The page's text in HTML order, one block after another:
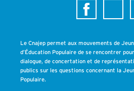
Le Cnajep permet aux mouvements de
d’Éducation Populaire de se rencontrer
dialogue, de concertation et de
publics sur les questions concernant la
Populaire.